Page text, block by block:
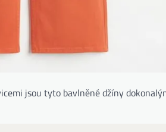
jsou tyto bavlněné džíny